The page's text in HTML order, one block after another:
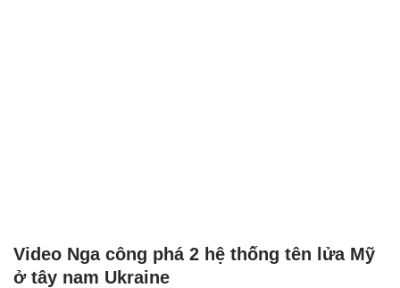
Video Nga công phá 2 hệ thống tên lửa Mỹ
ở tây nam Ukraine